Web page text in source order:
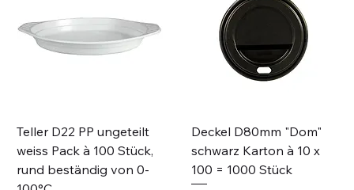
Teller D22 PP ungeteilt
weiss Pack à 100 Stück,
rund beständig von 0-
Deckel D80mm "Dom"
schwarz Karton à 10 x
100 = 1000 Stück